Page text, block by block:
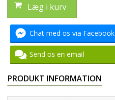
Læg i kurv
Chat med os via Facebook
Send os en email
PRODUKT INFORMATION